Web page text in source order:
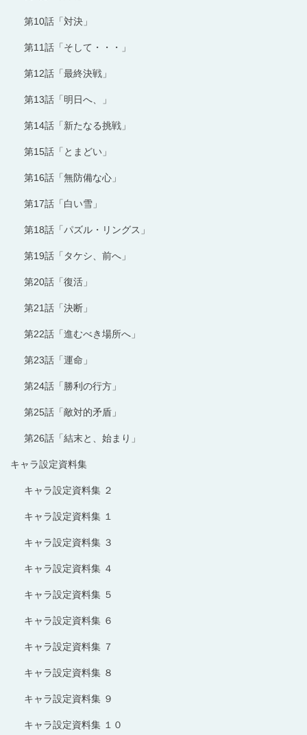
第10話「対決」
第11話「そして・・・」
第12話「最終決戦」
第13話「明日へ、」
第14話「新たなる挑戦」
第15話「とまどい」
第16話「無防備な心」
第17話「白い雪」
第18話「パズル・リングス」
第19話「タケシ、前へ」
第20話「復活」
第21話「決断」
第22話「進むべき場所へ」
第23話「運命」
第24話「勝利の行方」
第25話「敵対的矛盾」
第26話「結末と、始まり」
キャラ設定資料集
キャラ設定資料集 ２
キャラ設定資料集 １
キャラ設定資料集 ３
キャラ設定資料集 ４
キャラ設定資料集 ５
キャラ設定資料集 ６
キャラ設定資料集 ７
キャラ設定資料集 ８
キャラ設定資料集 ９
キャラ設定資料集 １０